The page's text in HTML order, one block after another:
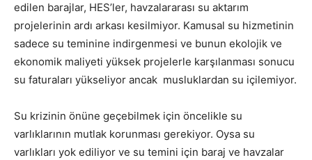
edilen barajlar, HES’ler, havzalararası su aktarım
projelerinin ardı arkası kesilmiyor. Kamusal su hizmetinin
sadece su teminine indirgenmesi ve bunun ekolojik ve
ekonomik maliyeti yüksek projelerle karşılanması sonucu
su faturaları yükseliyor ancak musluklardan su içilemiyor.
Su krizinin önüne geçebilmek için öncelikle su
varlıklarının mutlak korunması gerekiyor. Oysa su
varlıkları yok ediliyor ve su temini için baraj ve havzalar